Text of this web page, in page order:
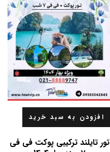
افزودن به سبد خرید
تور تایلند ترکیبی پوکت فی فی